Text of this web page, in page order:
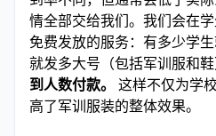
情全部交给我们。我们会在
免费发放的服务：有多少学
就发多大号（包括军训服和鞋
到人数付款。
这样不仅为学
高了军训服装的整体效果。